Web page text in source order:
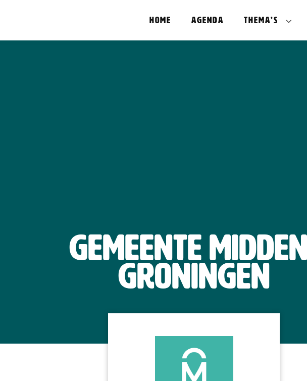
Home Agenda Thema’s
Gemeente
Groningen